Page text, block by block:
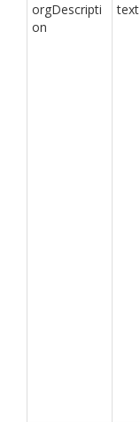
orgDescripti
on
text